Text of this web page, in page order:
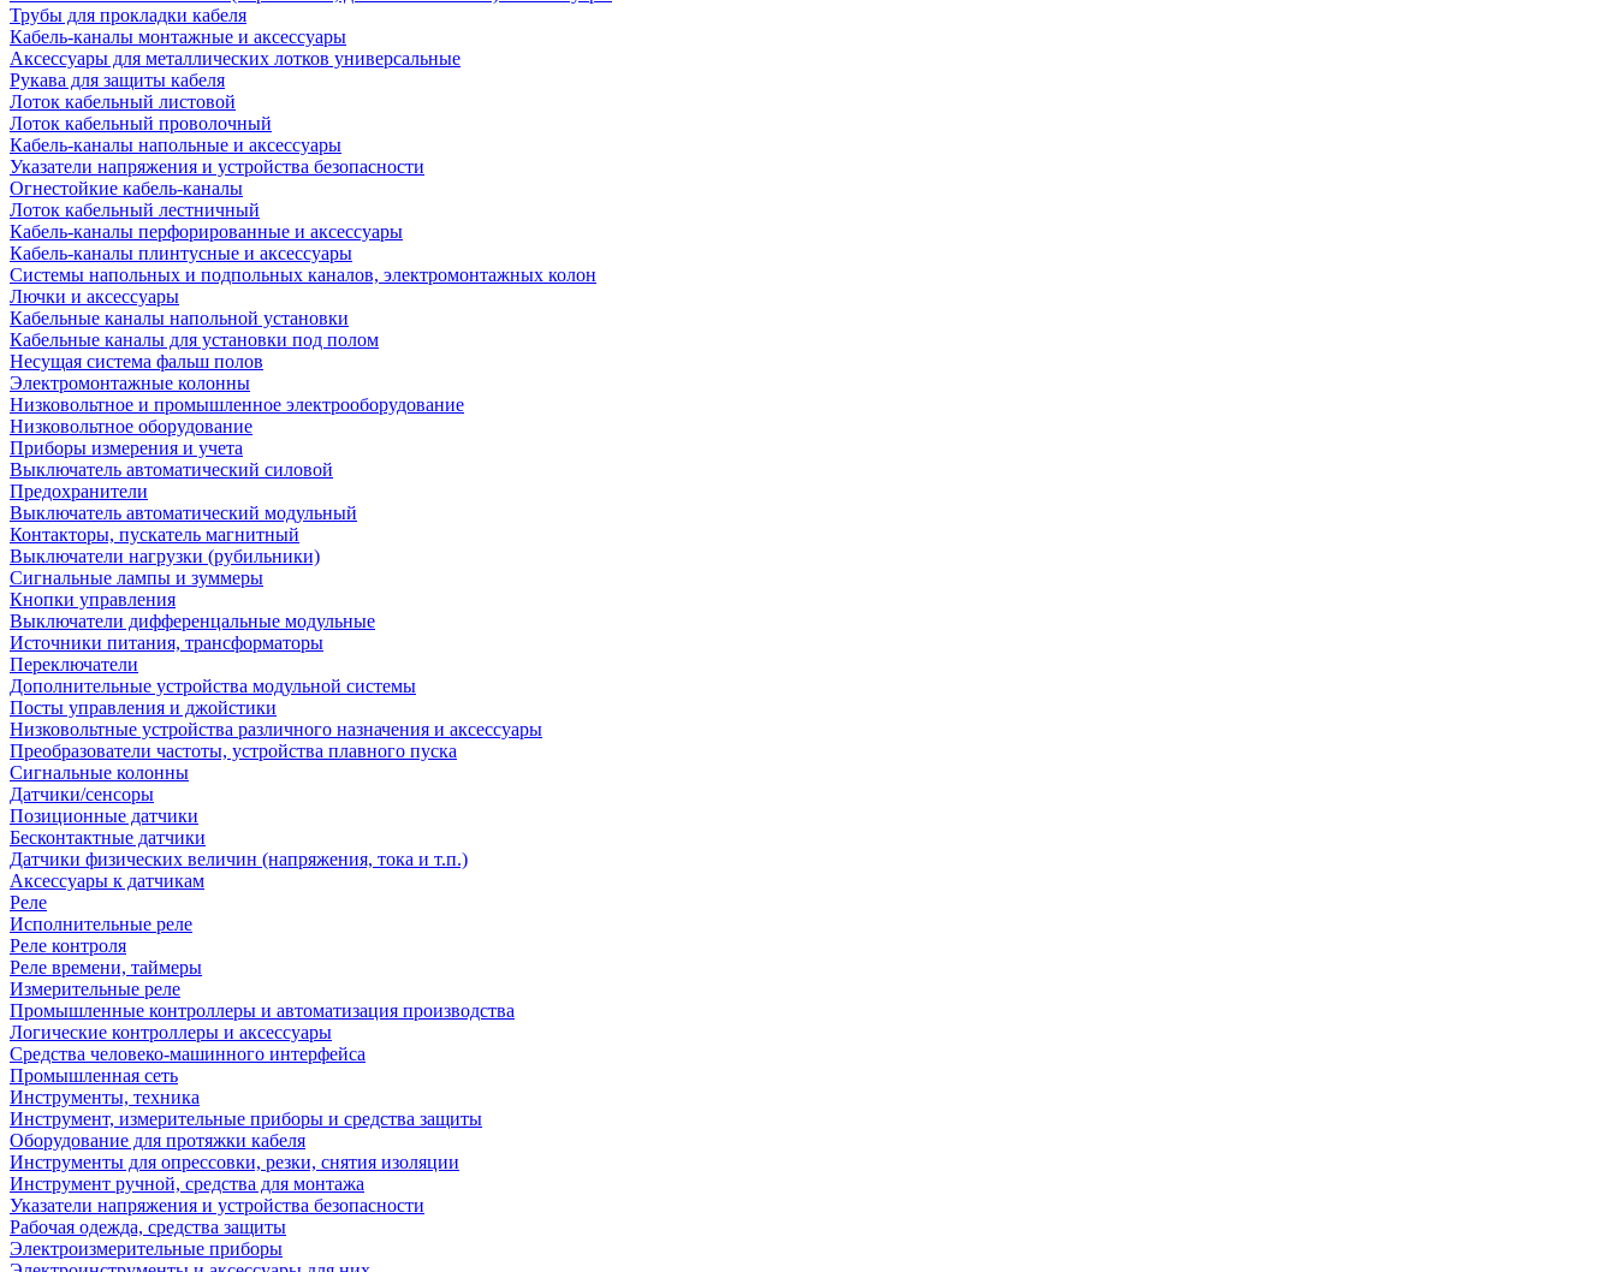
Трубы для прокладки кабеля
Кабель-каналы монтажные и аксессуары
Аксессуары для металлических лотков универсальные
Рукава для защиты кабеля
Лоток кабельный листовой
Лоток кабельный проволочный
Кабель-каналы напольные и аксессуары
Указатели напряжения и устройства безопасности
Огнестойкие кабель-каналы
Лоток кабельный лестничный
Кабель-каналы перфорированные и аксессуары
Кабель-каналы плинтусные и аксессуары
Системы напольных и подпольных каналов, электромонтажных колон
Лючки и аксессуары
Кабельные каналы напольной установки
Кабельные каналы для установки под полом
Несущая система фальш полов
Электромонтажные колонны
Низковольтное и промышленное электрооборудование
Низковольтное оборудование
Приборы измерения и учета
Выключатель автоматический силовой
Предохранители
Выключатель автоматический модульный
Контакторы, пускатель магнитный
Выключатели нагрузки (рубильники)
Сигнальные лампы и зуммеры
Кнопки управления
Выключатели дифференцальные модульные
Источники питания, трансформаторы
Переключатели
Дополнительные устройства модульной системы
Посты управления и джойстики
Низковольтные устройства различного назначения и аксессуары
Преобразователи частоты, устройства плавного пуска
Сигнальные колонны
Датчики/сенсоры
Позиционные датчики
Бесконтактные датчики
Датчики физических величин (напряжения, тока и т.п.)
Аксессуары к датчикам
Реле
Исполнительные реле
Реле контроля
Реле времени, таймеры
Измерительные реле
Промышленные контроллеры и автоматизация производства
Логические контроллеры и аксессуары
Средства человеко-машинного интерфейса
Промышленная сеть
Инструменты, техника
Инструмент, измерительные приборы и средства защиты
Оборудование для протяжки кабеля
Инструменты для опрессовки, резки, снятия изоляции
Инструмент ручной, средства для монтажа
Указатели напряжения и устройства безопасности
Рабочая одежда, средства защиты
Электроизмерительные приборы